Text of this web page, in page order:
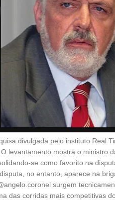
divulgada pelo instituto Real
levantamento mostra o ministro
se como favorito na
no entanto, aparece na
surgem
das corridas mais competitivas